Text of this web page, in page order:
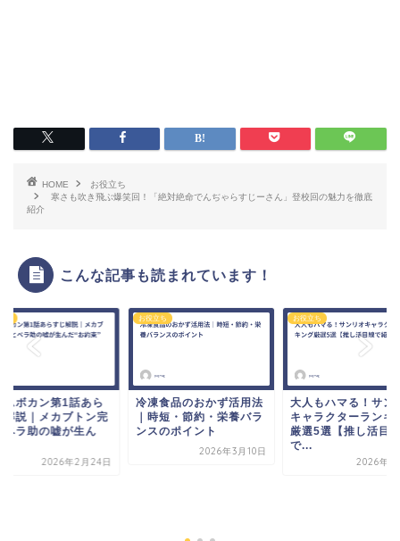
HOME
お役立ち
寒さも吹き飛ぶ爆笑回！「絶対絶命でんぢゃらすじーさん」登校回の魅力を徹底
紹介
こんな記事も読まれています！
ムボカン第1話あら
解説｜メカブトン完
ペラ助の嘘が生ん
2026年2月24日
お役立ち
冷凍食品のおかず活用法
｜時短・節約・栄養バラ
ンスのポイント
2026年3月10日
お役立ち
大人もハマる！サン
キャラクターランキ
厳選5選【推し活目
で...
2026年2